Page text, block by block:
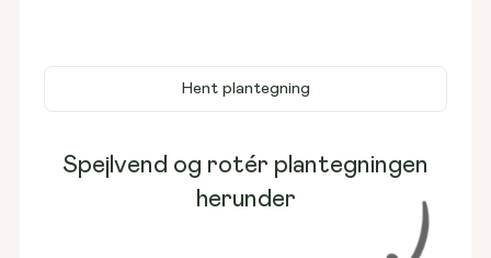
Hent plantegning
Spejlvend og rotér plantegningen
herunder